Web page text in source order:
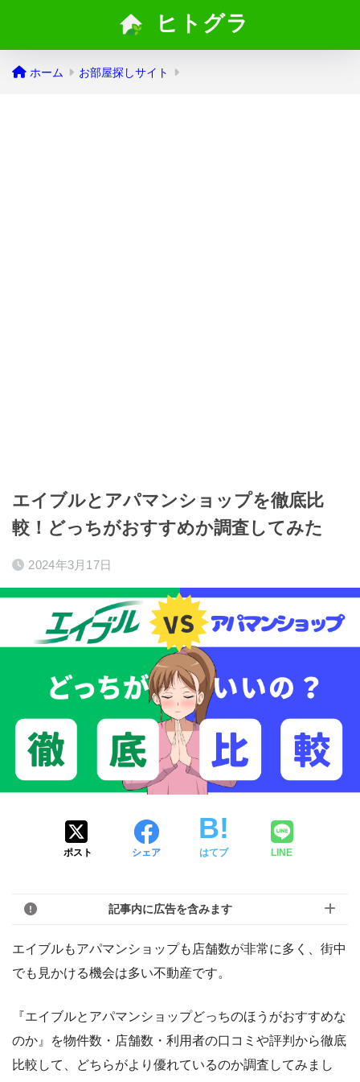
ヒトグラ
ホーム お部屋探しサイト
エイブルとアパマンショップを徹底比
較！どっちがおすすめか調査してみた
2024年3月17日
ポスト シェア はてブ LINE
記事内に広告を含みます
エイブルもアパマンショップも店舗数が非常に多く、街中
でも見かける機会は多い不動産です。
『エイブルとアパマンショップどっちのほうがおすすめな
のか』を物件数・店舗数・利用者の口コミや評判から徹底
比較して、どちらがより優れているのか調査してみまし